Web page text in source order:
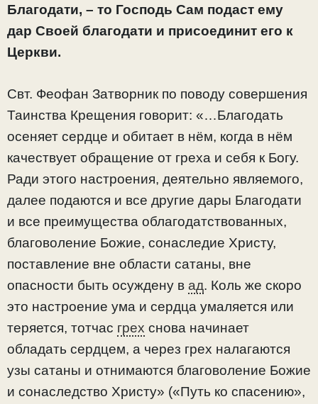
Благодати, – то Господь Сам подаст ему
дар Своей благодати и присоединит его к
Церкви.
Свт. Феофан Затворник по поводу совершения
Таинства Крещения говорит: «…Благодать
осеняет сердце и обитает в нём, когда в нём
качествует обращение от греха и себя к Богу.
Ради этого настроения, деятельно являемого,
далее подаются и все другие дары Благодати
и все преимущества облагодатствованных,
благоволение Божие, сонаследие Христу,
поставление вне области сатаны, вне
опасности быть осуждену в ад. Коль же скоро
это настроение ума и сердца умаляется или
теряется, тотчас грех снова начинает
обладать сердцем, а через грех налагаются
узы сатаны и отнимаются благоволение Божие
и сонаследство Христу» («Путь ко спасению»,